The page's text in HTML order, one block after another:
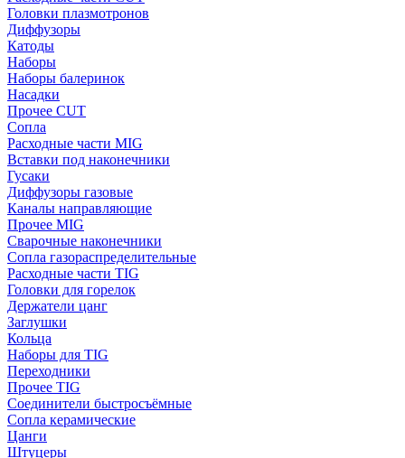
Головки плазмотронов
Диффузоры
Катоды
Наборы
Наборы балеринок
Насадки
Прочее CUT
Сопла
Расходные части MIG
Вставки под наконечники
Гусаки
Диффузоры газовые
Каналы направляющие
Прочее MIG
Сварочные наконечники
Сопла газораспределительные
Расходные части TIG
Головки для горелок
Держатели цанг
Заглушки
Кольца
Наборы для TIG
Переходники
Прочее TIG
Соединители быстросъёмные
Сопла керамические
Цанги
Штуцеры